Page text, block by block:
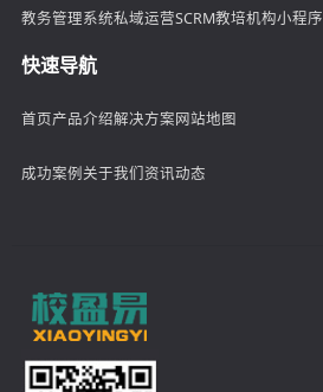
教务管理系统私域运营SCRM教培机构小程序
快速导航
首页产品介绍解决方案网站地图
成功案例关于我们资讯动态